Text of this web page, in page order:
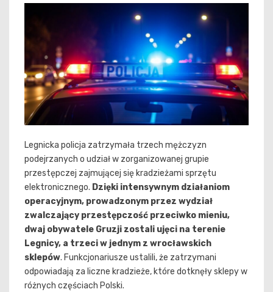
Legnicka policja zatrzymała trzech mężczyzn
podejrzanych o udział w zorganizowanej grupie
przestępczej zajmującej się kradzieżami sprzętu
elektronicznego. Dzięki intensywnym działaniom
operacyjnym, prowadzonym przez wydział
zwalczający przestępczość przeciwko mieniu,
dwaj obywatele Gruzji zostali ujęci na terenie
Legnicy, a trzeci w jednym z wrocławskich
sklepów. Funkcjonariusze ustalili, że zatrzymani
odpowiadają za liczne kradzieże, które dotknęły sklepy w
różnych częściach Polski.